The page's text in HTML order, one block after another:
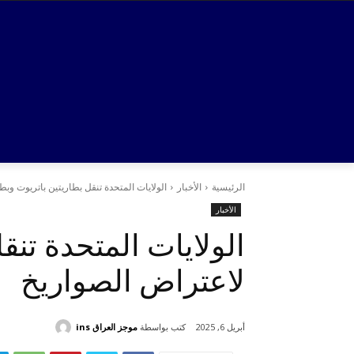
الرئيسية الأخبار الولايات المتحدة تنقل بطاريتين باتريوت
الأخبار
الولايات المتحدة
لاعتراض الصواريخ
أبريل 6, 2025 كتب بواسطة موجز العراق ins